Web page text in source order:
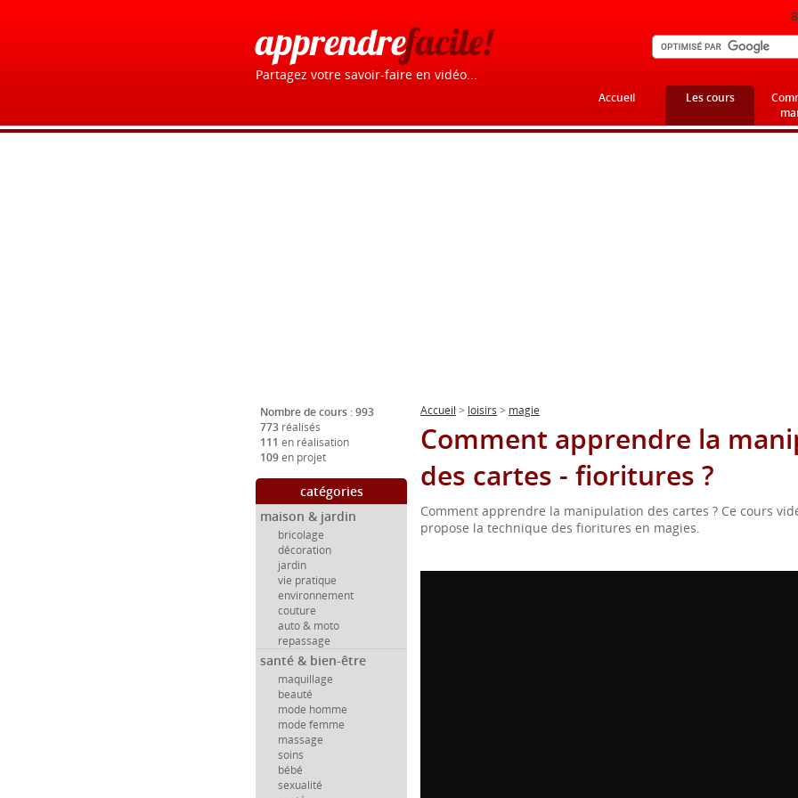
apprendrefacile!
Partagez votre savoir-faire en vidéo...
Accueil Les cours
Nombre de cours : 993
773 réalisés
111 en réalisation
109en projet
catégories
maison & jardin
bricolage
décoration
jardin
vie pratique
environnement
couture
auto & moto
repassage
santé & bien-être
maquillage
beauté
mode homme
mode femme
massage
soins
bébé
sexualité
Accueil > loisirs > magie
Comment apprendre la
des cartes - fioritures ?
Comment apprendre la manipulation des cartes ? Ce cours
propose la technique des fioritures en magies.